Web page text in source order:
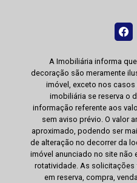
A Imobiliária informa
decoração são meramente
imóvel, exceto nos
imobiliária se reserva o
informação referente aos
sem aviso prévio. O valor
aproximado, podendo ser
de alteração no decorrer da
imóvel anunciado no site não
rotatividade. As
em reserva, compra,